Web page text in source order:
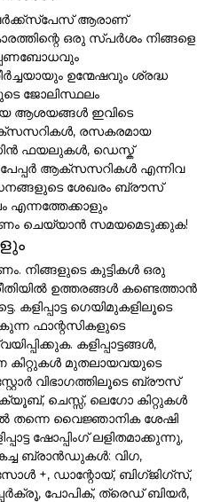
ആരാണ്
ഒരു സ്പർശം നിങ്ങളെ
ഉന്മേഷവും ശ്രദ്ധ
ജോലിസ്ഥലം
ആശയങ്ങൾ ഇവിടെ
രസകരമായ
ഫയലുകൾ, ഡെസ്ക്
ആക്സസറികൾ എന്നിവ
ശേഖരം ബ്രൗസ്
എന്നത്തേക്കാളും
ചെയ്യാൻ സമയമെടുക്കുക!
നിങ്ങളുടെ കുട്ടികൾ ഒരു
ഉത്തരങ്ങൾ കണ്ടെത്താൻ
ഗെയിമുകളിലൂടെ
ഫാന്റസികളുടെ
കളിപ്പാട്ടങ്ങൾ,
കിറ്റുകൾ മുതലായവയുടെ
വിഭാഗത്തിലൂടെ ബ്രൗസ്
ചെസ്സ്, ലെഗോ കിറ്റുകൾ
തന്നെ വൈജ്ഞാനിക ശേഷി
ഷോപ്പിംഗ് ലളിതമാക്കുന്നു,
ബ്രാൻഡുകൾ: വിഗ,
സോൾ +, ഡാന്റോയ്, ബിഗ്ജിഗ്സ്,
പോപിക്, ത്രെഡ് ബിയർ,